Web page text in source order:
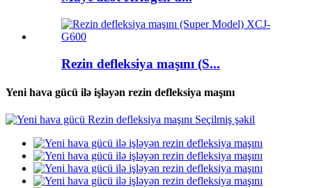
Rezin defleksiya maşını (S...
Yeni hava gücü ilə işləyən rezin defleksiya maşını